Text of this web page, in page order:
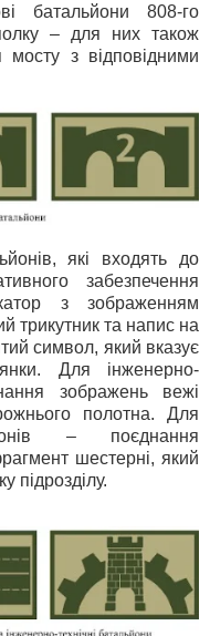
батальйони 808-го
– для них також
з відповідними
які входять до
забезпечення
з зображенням
трикутник та напис на
символ, який вказує
Для інженерно-
зображень вежі
полотна. Для
– поєднання
шестерні, який
підрозділу.